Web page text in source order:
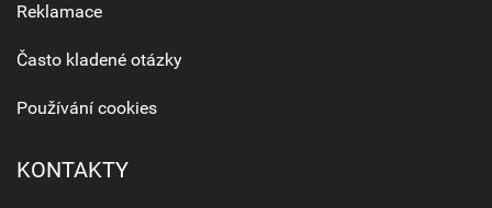
Reklamace
Často kladené otázky
Používání cookies
KONTAKTY